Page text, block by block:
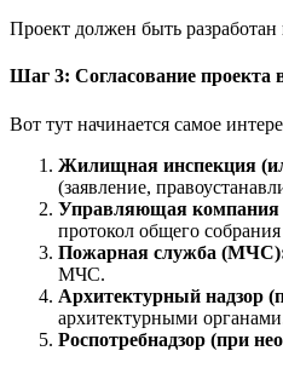
Проект должен быть
Шаг 3: Согласование проекта
Вот тут начинается самое
Жилищная инспекция
(заявление,
Управляющая
протокол общего
Пожарная служба
МЧС.
Архитектурный надзор
архитектурными
Роспотребнадзор (при